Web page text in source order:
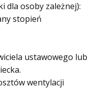
dla osoby zależnej):
stopień
ustawowego lub
wentylacji